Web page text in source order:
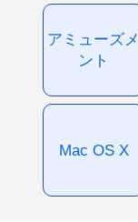
アミューズメ
ント
Mac OS X